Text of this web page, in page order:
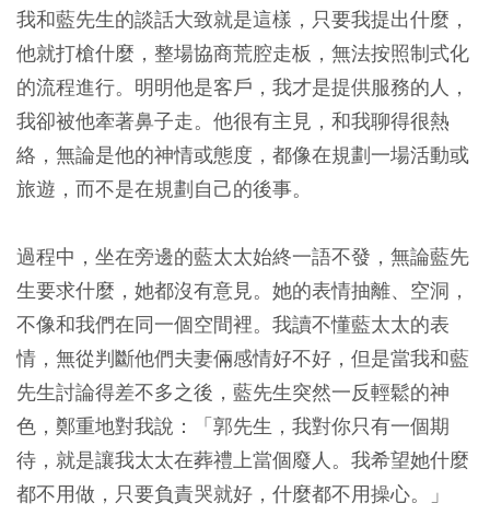
我和藍先生的談話大致就是這樣，只要我提出什麼，
他就打槍什麼，整場協商荒腔走板，無法按照制式化
的流程進行。明明他是客戶，我才是提供服務的人，
我卻被他牽著鼻子走。他很有主見，和我聊得很熱
絡，無論是他的神情或態度，都像在規劃一場活動或
旅遊，而不是在規劃自己的後事。
過程中，坐在旁邊的藍太太始終一語不發，無論藍先
生要求什麼，她都沒有意見。她的表情抽離、空洞，
不像和我們在同一個空間裡。我讀不懂藍太太的表
情，無從判斷他們夫妻倆感情好不好，但是當我和藍
先生討論得差不多之後，藍先生突然一反輕鬆的神
色，鄭重地對我說：「郭先生，我對你只有一個期
待，就是讓我太太在葬禮上當個廢人。我希望她什麼
都不用做，只要負責哭就好，什麼都不用操心。」